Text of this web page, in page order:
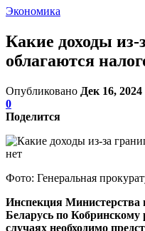
Экономика
Какие доходы
облагаются
Опубликовано Дек 16, 2024
0
Поделится
Фото: Генеральная
Инспекция Министерства
Беларусь по Кобринскому
случаях необходимо